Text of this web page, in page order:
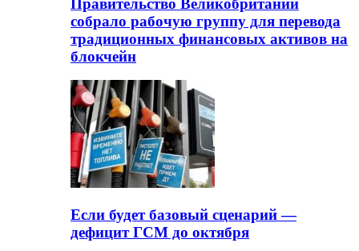
собрало рабочую группу для перевода
традиционных финансовых активов на
блокчейн
Если будет базовый сценарий —
дефицит ГСМ до октября